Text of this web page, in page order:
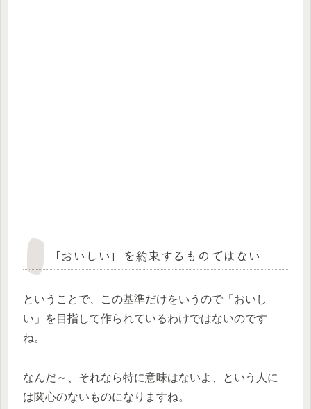
「おいしい」を約束するものではない
ということで、この基準だけをいうので 「おいし
い」を目指して作られているわけではないのです
ね。
なんだ～、それなら特に意味はないよ、という人に
は関心のないものになりますね。